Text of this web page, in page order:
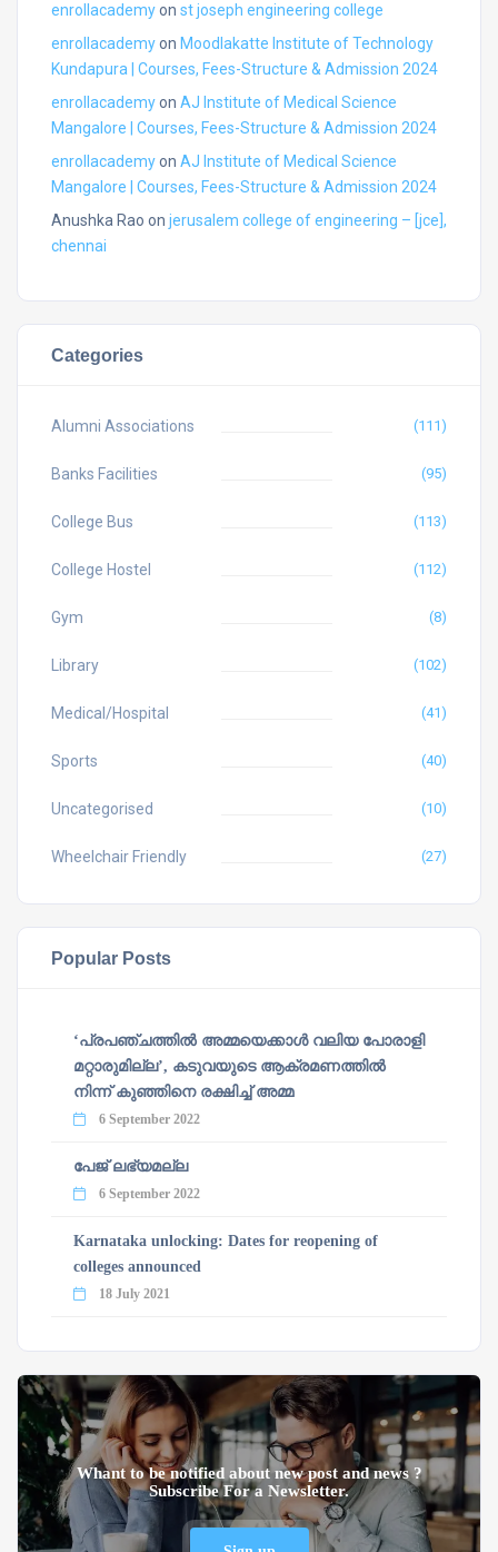
enrollacademyon st joseph engineering college
enrollacademyon Moodlakatte Institute of Technology
Kundapura | Courses, Fees-Structure & Admission 2024
enrollacademyon AJ Institute of Medical Science
Mangalore | Courses, Fees-Structure & Admission 2024
enrollacademyon AJ Institute of Medical Science
Mangalore | Courses, Fees-Structure & Admission 2024
Anushka Rao on jerusalem college of engineering – [jce],
chennai
Categories
Alumni Associations (111)
Banks Facilities (95)
College Bus (113)
College Hostel (112)
Gym (8)
Library (102)
Medical/Hospital (41)
Sports (40)
Uncategorised (10)
Wheelchair Friendly (27)
Popular Posts
‘പ്രപഞ്ചത്തില്‍ അമ്മയെക്കാള്‍ വലിയ പോരാളി
മറ്റാരുമില്ല’, കടുവയുടെ ആക്രമണത്തില്‍
നിന്ന് കുഞ്ഞിനെ രക്ഷിച്ച് അമ്മ
6 September 2022
പേജ് ലഭ്യമല്ല
6 September 2022
Karnataka unlocking: Dates for reopening of
colleges announced
18 July 2021
Whant to be notified about new post and news ?
Subscribe For a Newsletter.